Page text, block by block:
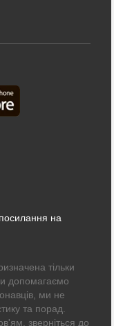
на
тільки
допомагаємо
ми не
та порад.
зверніться до